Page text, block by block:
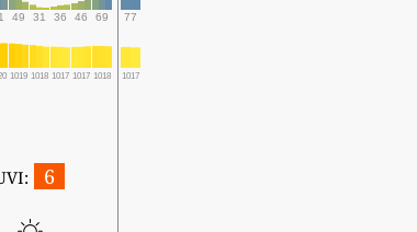
49 31 36 46 69 77
1019 1018 1017 1017 1018 1017
6